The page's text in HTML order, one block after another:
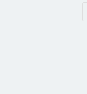
餐具也
壕溝作